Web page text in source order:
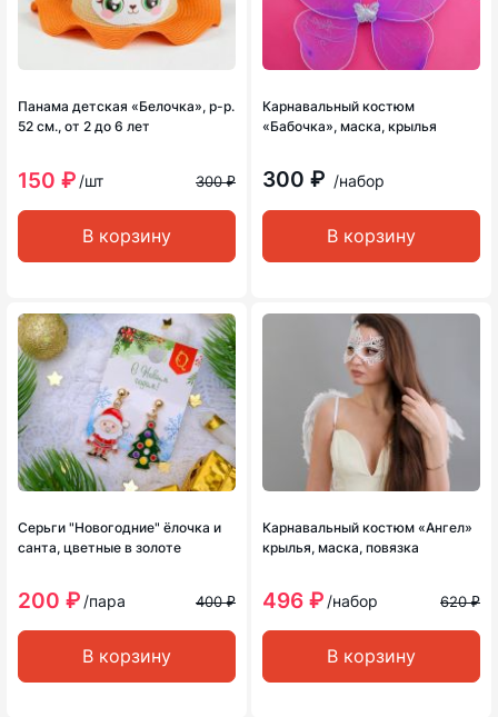
Панама детская «Белочка», р-р.
52 см., от 2 до 6 лет
150 ₽ /шт 300 ₽
В корзину
Карнавальный костюм
«Бабочка», маска, крылья
300 ₽ /набор
В корзину
Серьги "Новогодние" ёлочка и
санта, цветные в золоте
200 ₽ /пара 400 ₽
В корзину
Карнавальный костюм «Ангел»
крылья, маска, повязка
496 ₽ /набор 620 ₽
В корзину